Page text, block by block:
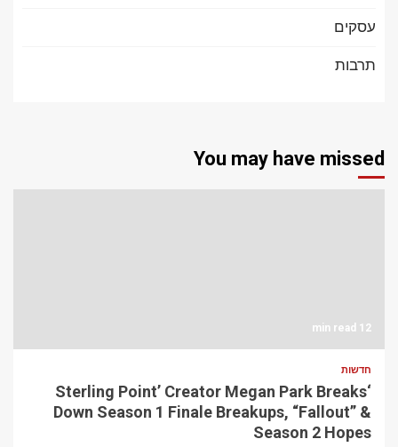
עסקים
תרבות
You may have missed
12 min read
חדשות
‘Sterling Point’ Creator Megan Park Breaks
Down Season 1 Finale Breakups, “Fallout” &
Season 2 Hopes